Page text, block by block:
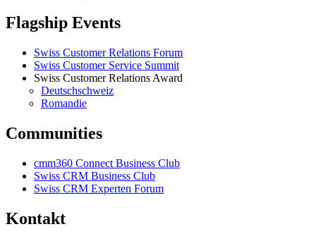
Flagship Events
Swiss Customer Relations Forum
Swiss Customer Service Summit
Swiss Customer Relations Award
Deutschschweiz
Romandie
Communities
cmm360 Connect Business Club
Swiss CRM Business Club
Swiss CRM Experten Forum
Kontakt